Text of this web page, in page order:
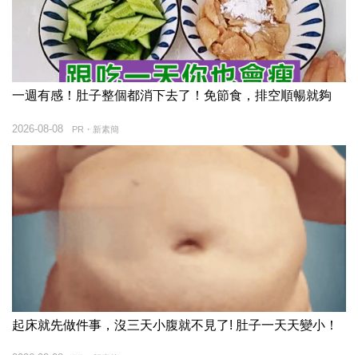
一週有感！肚子整個都消下去了！免節食，排空順暢就夠
PR・新素簡
2026-08-08
起床就先做件事，沒三天小腹就不見了! 肚子一天天變小！